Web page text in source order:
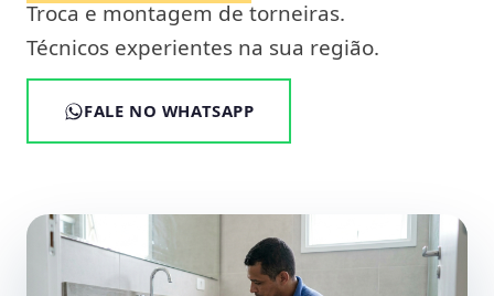
Troca e montagem de torneiras.
Técnicos experientes na sua região.
FALE NO WHATSAPP